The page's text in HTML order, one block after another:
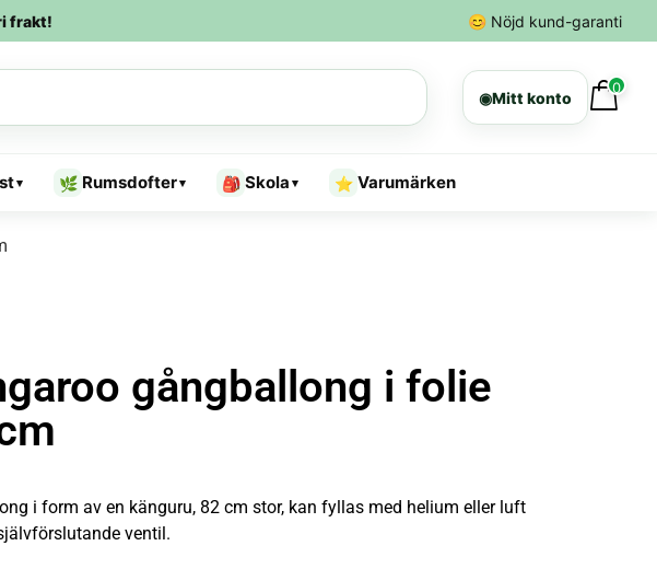
frakt! 😊 Nöjd kund-garanti
◉Mitt konto
0
▾ 🌿 Rumsdofter▾ 🎒 Skola ▾ ⭐ Varumärken
gångballong i folie
i form av en känguru, 82 cm stor, kan fyllas med helium eller luft
ventil.